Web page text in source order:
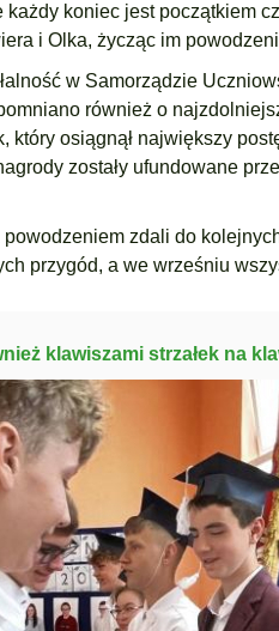
koniec jest początkiem
i Olka, życząc im
w Samorządzie
również o
który osiągnął największy
zostały ufundowane
zdali do
przygód, a we wrześniu
klawiszami strzałek na